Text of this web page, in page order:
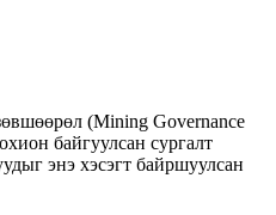
(Mining Governance
байгуулсан сургалт
энэ хэсэгт байршуулсан